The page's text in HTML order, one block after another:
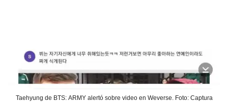
Taehyung de BTS: ARMY alertó sobre video en Weverse. Foto: Captura